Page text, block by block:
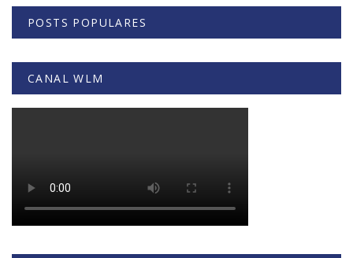
POSTS POPULARES
CANAL WLM